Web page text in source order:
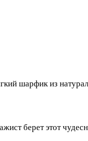
шарфик из
берет этот